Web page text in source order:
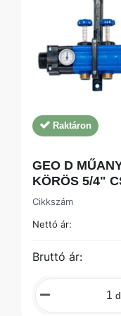
Raktáron
GEO D
KÖRÖS 5/4"
Cikkszám
Nettó ár:
Bruttó ár: